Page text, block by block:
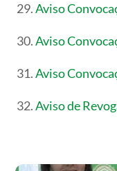
Aviso
Aviso
Aviso
Aviso de